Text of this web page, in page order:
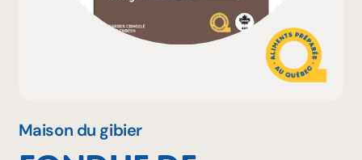
Maison du gibier